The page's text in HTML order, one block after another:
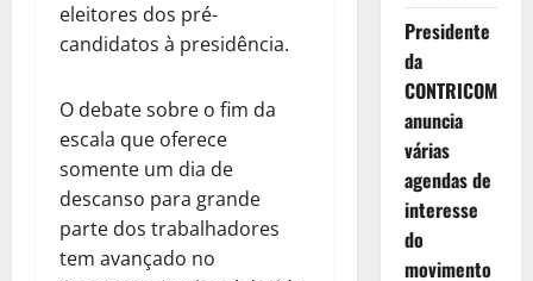
eleitores dos pré-
candidatos à presidência.
O debate sobre o fim da
escala que oferece
somente um dia de
descanso para grande
parte dos trabalhadores
tem avançado no
Presidente
da
CONTRICOM
anuncia
várias
agendas de
interesse
do
movimento